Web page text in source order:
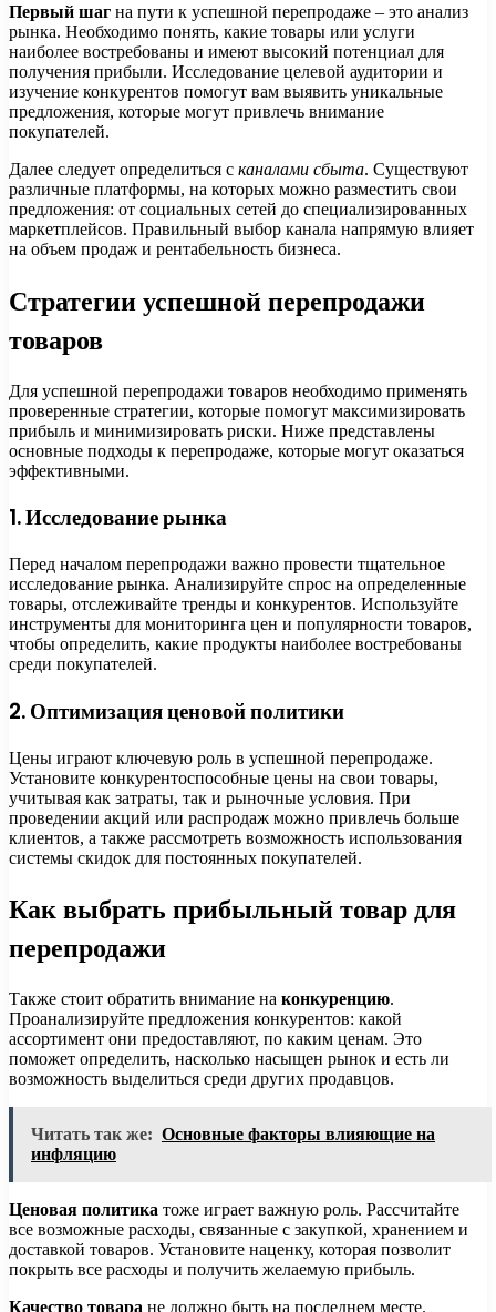
Первый шаг на пути к успешной перепродаже – это анализ
рынка. Необходимо понять, какие товары или услуги
наиболее востребованы и имеют высокий потенциал для
получения прибыли. Исследование целевой аудитории и
изучение конкурентов помогут вам выявить уникальные
предложения, которые могут привлечь внимание
покупателей.
Далее следует определиться с каналами сбыта. Существуют
различные платформы, на которых можно разместить свои
предложения: от социальных сетей до специализированных
маркетплейсов. Правильный выбор канала напрямую влияет
на объем продаж и рентабельность бизнеса.
Стратегии успешной перепродажи
товаров
Для успешной перепродажи товаров необходимо применять
проверенные стратегии, которые помогут максимизировать
прибыль и минимизировать риски. Ниже представлены
основные подходы к перепродаже, которые могут оказаться
эффективными.
1. Исследование рынка
Перед началом перепродажи важно провести тщательное
исследование рынка. Анализируйте спрос на определенные
товары, отслеживайте тренды и конкурентов. Используйте
инструменты для мониторинга цен и популярности товаров,
чтобы определить, какие продукты наиболее востребованы
среди покупателей.
2. Оптимизация ценовой политики
Цены играют ключевую роль в успешной перепродаже.
Установите конкурентоспособные цены на свои товары,
учитывая как затраты, так и рыночные условия. При
проведении акций или распродаж можно привлечь больше
клиентов, а также рассмотреть возможность использования
системы скидок для постоянных покупателей.
Как выбрать прибыльный товар для
перепродажи
Также стоит обратить внимание на конкуренцию.
Проанализируйте предложения конкурентов: какой
ассортимент они предоставляют, по каким ценам. Это
поможет определить, насколько насыщен рынок и есть ли
возможность выделиться среди других продавцов.
Читать так же: Основные факторы влияющие на
инфляцию
Ценовая политика тоже играет важную роль. Рассчитайте
все возможные расходы, связанные с закупкой, хранением и
доставкой товаров. Установите наценку, которая позволит
покрыть все расходы и получить желаемую прибыль.
Качество товара не должно быть на последнем месте.